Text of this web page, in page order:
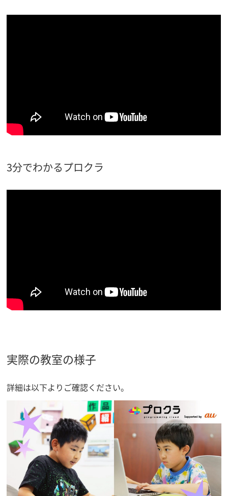
3分でわかるプロクラ
実際の教室の様子
詳細は以下よりご確認ください。